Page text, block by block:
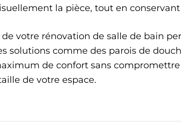
la pièce, tout en
votre rénovation de salle de bain
solutions comme des parois de
de confort sans compromettre
de votre espace.